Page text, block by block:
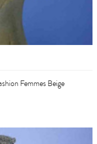
Femmes Beige